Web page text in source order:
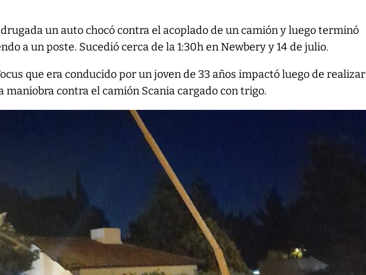
un auto chocó contra el acoplado de un camión y luego terminó
a un poste. Sucedió cerca de la 1:30h en Newbery y 14 de julio.
que era conducido por un joven de 33 años impactó luego de realizar
maniobra contra el camión Scania cargado con trigo.